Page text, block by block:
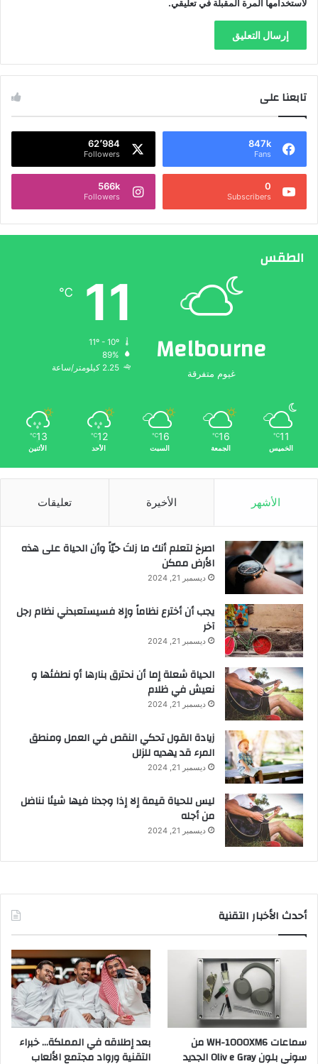
لاستخدامها المرة المقبلة في تعليقي.
تابعنا على
847k
Fans
62٬984
Followers
0
Subscribers
566k
Followers
الطقس
Melbourne
غيوم متفرقة
11
℃
89%
2.25 كيلومتر/ساعة
11
℃
الخميس
16
℃
الجمعة
16
℃
السبت
12
℃
الأحد
13
℃
الأثنين
الأشهر الأخيرة تعليقات
‫اصرخ لتعلم أنك ما زلتَ حيّاً وأن الحياة على هذه
الأرض ممكن
ديسمبر 21, 2024
يجب أن أخترع نظاماً وإلا فسيستعبدني نظام رجل
آخر
ديسمبر 21, 2024
الحياة شعلة إما أن نحترق بنارها أو نطفئها و
نعيش في ظلام
ديسمبر 21, 2024
زيادة القول تحكي النقص في العمل ومنطق
المرء قد يهديه للزلل
ديسمبر 21, 2024
ليس للحياة قيمة إلا إذا وجدنا فيها شيئا نناضل
من أجله
ديسمبر 21, 2024
أحدث الأخبار التقنية
سماعات WH-1000XM6 من
سوني بلون Oliv e Gray الجديد
بعد إطلاقه في المملكة… خبراء
التقنية ورواد مجتمع الألعاب